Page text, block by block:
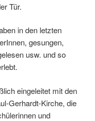
Tür.
in den letzten
gesungen,
usw. und so
eingeleitet mit den
Gerhardt-Kirche, die
und